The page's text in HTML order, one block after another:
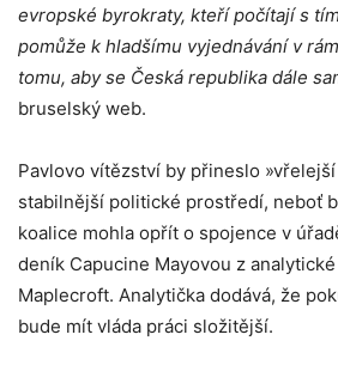
evropské byrokraty, kteří počítají s
pomůže k hladšímu vyjednávání v
tomu, aby se Česká republika dále
bruselský web.
Pavlovo vítězství by přineslo »vřelejší
stabilnější politické prostředí, neboť
koalice mohla opřít o spojence v
deník Capucine Mayovou z
Maplecroft. Analytička dodává, že
bude mít vláda práci složitější.